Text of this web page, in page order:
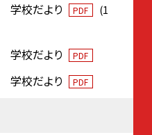
学校だより PDF
(1
学校だより PDF
学校だより PDF